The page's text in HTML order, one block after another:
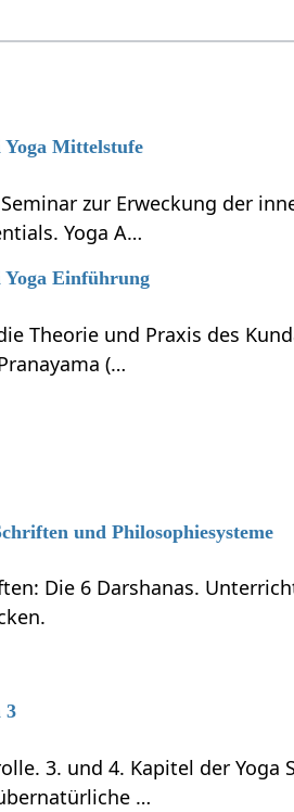
Yoga Mittelstufe
zur Erweckung der
Yoga A…
Yoga Einführung
Theorie und Praxis des
(…
und Philosophiesysteme
Die 6 Darshanas.
3
3. und 4. Kapitel der
…